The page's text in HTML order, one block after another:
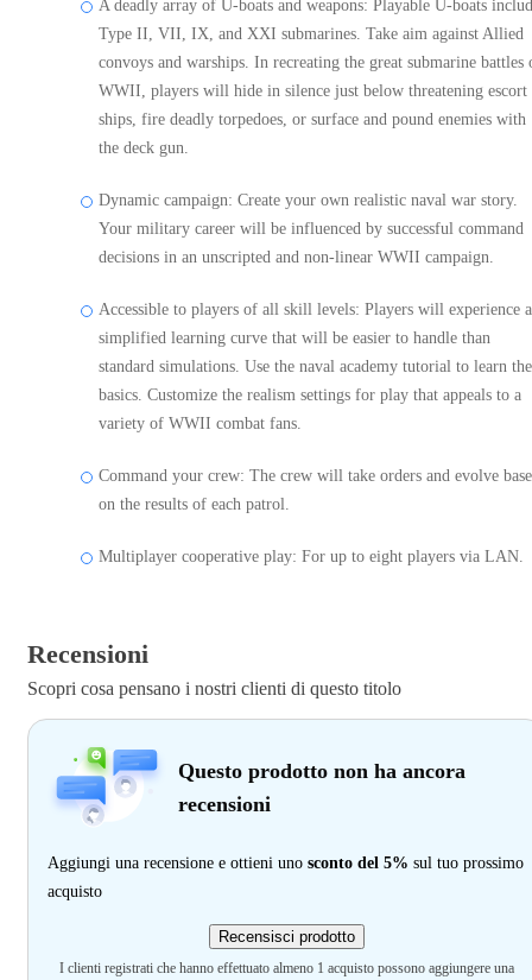
A deadly array of U-boats and weapons: Playable U-boats
Type II, VII, IX, and XXI submarines. Take aim against Allied
convoys and warships. In recreating the great submarine battles
WWII, players will hide in silence just below threatening escort
ships, fire deadly torpedoes, or surface and pound enemies with
the deck gun.
Dynamic campaign: Create your own realistic naval war story.
Your military career will be influenced by successful command
decisions in an unscripted and non-linear WWII campaign.
Accessible to players of all skill levels: Players will experience a
simplified learning curve that will be easier to handle than
standard simulations. Use the naval academy tutorial to learn the
basics. Customize the realism settings for play that appeals to a
variety of WWII combat fans.
Command your crew: The crew will take orders and evolve
on the results of each patrol.
Multiplayer cooperative play: For up to eight players via LAN.
Recensioni
Scopri cosa pensano i nostri clienti di questo titolo
Questo prodotto non ha ancora
recensioni
Aggiungi una recensione e ottieni uno sconto del 5% sul tuo prossimo
acquisto
Recensisci prodotto
I clienti registrati che hanno effettuato almeno 1 acquisto possono aggiungere una